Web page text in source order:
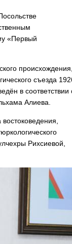
«Первый
происхождения,
съезда
в соответствии
Алиева.
Рихсиевой,